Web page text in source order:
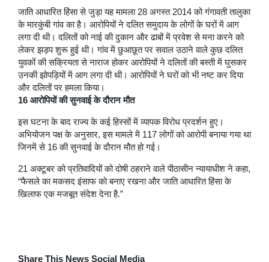
जाति आधारित हिंसा से जुड़ा यह मामला 28 अगस्त 2014 को गंगावती तालुका
के मारकुंबी गांव का है। आरोपियों ने दलित समुदाय के लोगों के घरों में आग
लगा दी थी। दलितों को नाई की दुकान और ढाबों में प्रवेश से मना करने को
लेकर झड़प शुरू हुई थी। गांव में छुआछूत पर सवाल उठाने वाले कुछ दलित
युवकों की सक्रियता से नाराज होकर आरोपियों ने दलितों की बस्ती में घुसकर
उनकी झोपड़ियों में आग लगा दी थी। आरोपियों ने घरों को भी नष्ट कर दिया
और दलितों पर हमला किया।
16 आरोपियों की सुनवाई के दौरान मौत
इस घटना के बाद राज्य के कई हिस्सों में व्यापक विरोध प्रदर्शन हुए।
अभियोजन पक्ष के अनुसार, इस मामले में 117 लोगों को आरोपी बनाया गया था
जिनमें से 16 की सुनवाई के दौरान मौत हो गई।
21 अक्टूबर को प्रतिवादियों को दोषी ठहराने वाले पीठासीन न्यायाधीश ने कहा,
“फैसले का मकसद इंसाफ को बनाए रखना और जाति आधारित हिंसा के
खिलाफ एक मजबूत संदेश देना है.”
Share This News Social Media